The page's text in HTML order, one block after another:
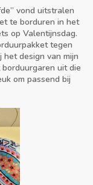
vond uitstralen
te borduren in het
op Valentijnsdag.
tegen
design van mijn
uit die
om passend bij